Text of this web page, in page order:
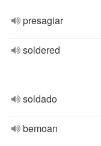
presagiar
soldered
soldado
bemoan